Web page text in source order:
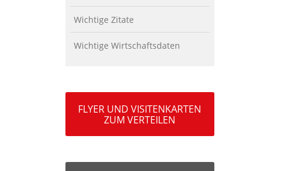
Wichtige Zitate
Wichtige Wirtschaftsdaten
FLYER UND VISITENKARTEN
ZUM VERTEILEN